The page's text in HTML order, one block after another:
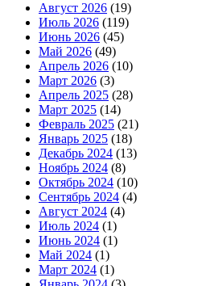
Август 2026 (19)
Июль 2026 (119)
Июнь 2026 (45)
Май 2026 (49)
Апрель 2026 (10)
Март 2026 (3)
Апрель 2025 (28)
Март 2025 (14)
Февраль 2025 (21)
Январь 2025 (18)
Декабрь 2024 (13)
Ноябрь 2024 (8)
Октябрь 2024 (10)
Сентябрь 2024 (4)
Август 2024 (4)
Июль 2024 (1)
Июнь 2024 (1)
Май 2024 (1)
Март 2024 (1)